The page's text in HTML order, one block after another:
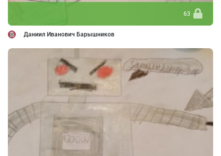
63
Даниил Иванович Барышников